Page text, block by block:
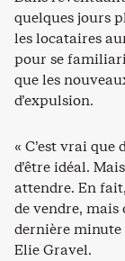
quelques jours
les locataires
pour se
que les
d’expulsion.
« C’est vrai
d’être idéal.
attendre. En
de vendre, mais
dernière minute
Elie Gravel.